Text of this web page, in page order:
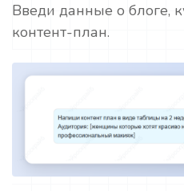
Введи данные о блоге,
контент-план.